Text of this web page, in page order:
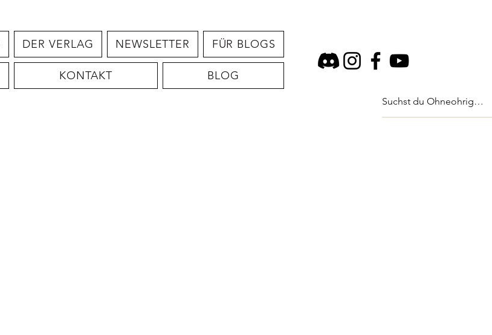
DER VERLAG NEWSLETTER FÜR BLOGS
KONTAKT BLOG